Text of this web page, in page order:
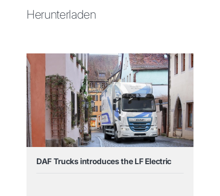
Herunterladen
DAF Trucks introduces the LF Electric